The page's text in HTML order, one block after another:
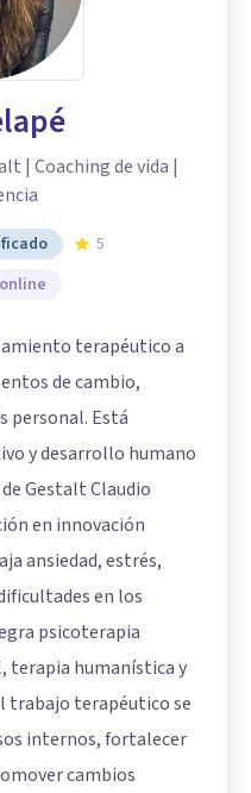
| Coaching de vida |
5
terapéutico a
de cambio,
personal. Está
y desarrollo humano
Gestalt Claudio
en innovación
ansiedad, estrés,
en los
psicoterapia
terapia humanística y
trabajo terapéutico se
internos, fortalecer
cambios